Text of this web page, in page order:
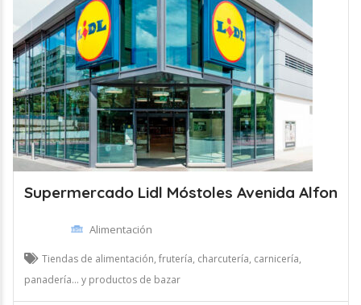
Supermercado Lidl Móstoles Avenida Alfon
Alimentación
Tiendas de alimentación, frutería, charcutería, carnicería,
panadería... y productos de bazar